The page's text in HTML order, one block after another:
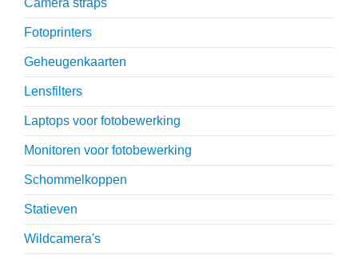
Fotoprinters
Geheugenkaarten
Lensfilters
Laptops voor fotobewerking
Monitoren voor fotobewerking
Schommelkoppen
Statieven
Wildcamera's